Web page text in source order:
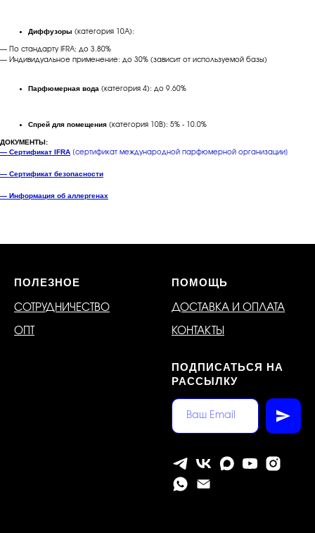
Диффузоры (категория 10A):
— По стандарту IFRA: до 3.80%
— Индивидуальное применение: до 30% (зависит от используемой базы)
Парфюмерная вода (категория 4): до 9.60%
Спрей для помещения (категория 10B): 5% - 10.0%
ДОКУМЕНТЫ:
— Сертификат IFRA [сертификат международной парфюмерной организации]
— Сертификат безопасности
— Информация об аллергенах
ПОЛЕЗНОЕ
СОТРУДНИЧЕСТВО
ОПТ
ПОМОЩЬ
ДОСТАВКА И ОПЛАТА
КОНТАКТЫ
ПОДПИСАТЬСЯ НА
РАССЫЛКУ